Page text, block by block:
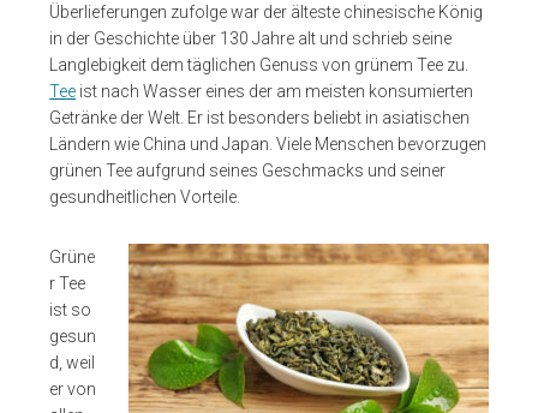
Überlieferungen zufolge war der älteste chinesische König
in der Geschichte über 130 Jahre alt und schrieb seine
Langlebigkeit dem täglichen Genuss von grünem Tee zu.
Tee ist nach Wasser eines der am meisten konsumierten
Getränke der Welt. Er ist besonders beliebt in asiatischen
Ländern wie China und Japan. Viele Menschen bevorzugen
grünen Tee aufgrund seines Geschmacks und seiner
gesundheitlichen Vorteile.
Grüne
r Tee
ist so
gesun
d, weil
er von